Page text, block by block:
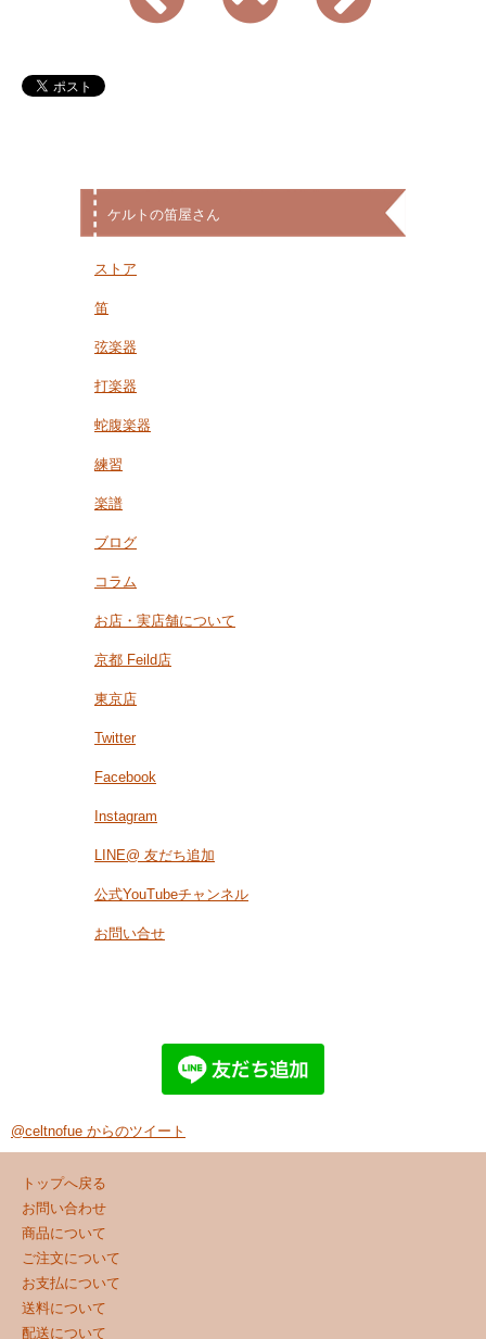
ケルトの笛屋さん
ストア
笛
弦楽器
打楽器
蛇腹楽器
練習
楽譜
ブログ
コラム
お店・実店舗について
京都 Feild店
東京店
Twitter
Facebook
Instagram
LINE@ 友だち追加
公式YouTubeチャンネル
お問い合せ
@celtnofue からのツイート
トップへ戻る
お問い合わせ
商品について
ご注文について
お支払について
送料について
配送について